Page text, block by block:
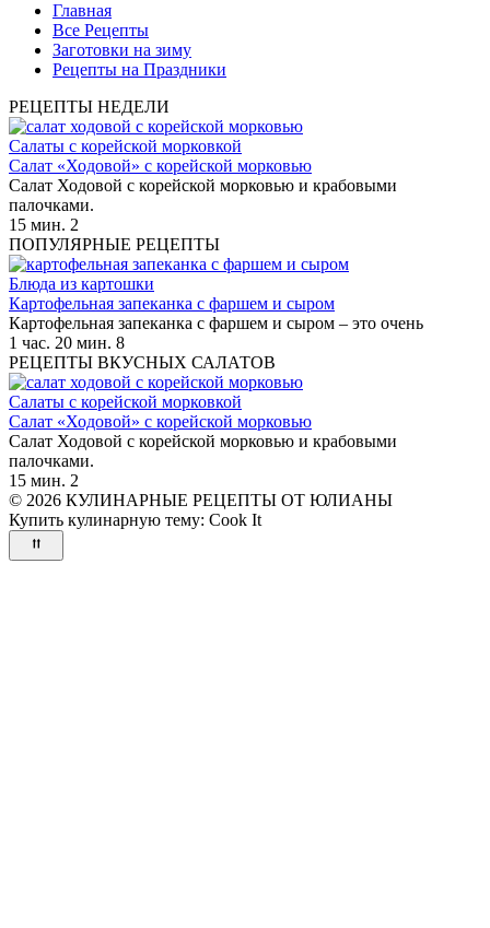
Главная
Все Рецепты
Заготовки на зиму
Рецепты на Праздники
РЕЦЕПТЫ НЕДЕЛИ
Салаты с корейской морковкой
Салат «Ходовой» с корейской морковью
Салат Ходовой с корейской морковью и крабовыми
палочками.
15 мин. 2
ПОПУЛЯРНЫЕ РЕЦЕПТЫ
Блюда из картошки
Картофельная запеканка с фаршем и сыром
Картофельная запеканка с фаршем и сыром – это очень
1 час. 20 мин. 8
РЕЦЕПТЫ ВКУСНЫХ САЛАТОВ
Салаты с корейской морковкой
Салат «Ходовой» с корейской морковью
Салат Ходовой с корейской морковью и крабовыми
палочками.
15 мин. 2
© 2026 КУЛИНАРНЫЕ РЕЦЕПТЫ ОТ ЮЛИАНЫ
Купить кулинарную тему: Cook It